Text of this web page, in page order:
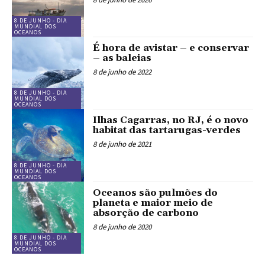
8 DE JUNHO - DIA
MUNDIAL DOS
OCEANOS
8 DE JUNHO - DIA
MUNDIAL DOS
OCEANOS
É hora de avistar – e conservar
– as baleias
8 de junho de 2022
8 DE JUNHO - DIA
MUNDIAL DOS
OCEANOS
Ilhas Cagarras, no RJ, é o novo
habitat das tartarugas-verdes
8 de junho de 2021
8 DE JUNHO - DIA
MUNDIAL DOS
OCEANOS
Oceanos são pulmões do
planeta e maior meio de
absorção de carbono
8 de junho de 2020